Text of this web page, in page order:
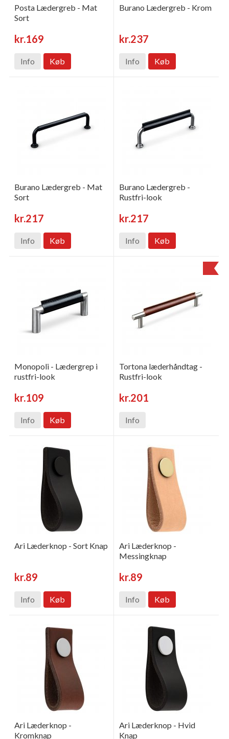
Posta Lædergreb - Mat
Sort
kr.169
Info Køb
Burano Lædergreb - Krom
kr.237
Info Køb
Burano Lædergreb - Mat
Sort
kr.217
Info Køb
Burano Lædergreb -
Rustfri-look
kr.217
Info Køb
Monopoli - Lædergrep i
rustfri-look
kr.109
Info Køb
Tortona læderhåndtag -
Rustfri-look
kr.201
Info
Ari Læderknop - Sort Knap
kr.89
Info Køb
Ari Læderknop -
Messingknap
kr.89
Info Køb
Ari Læderknop -
Kromknap
Ari Læderknop - Hvid
Knap